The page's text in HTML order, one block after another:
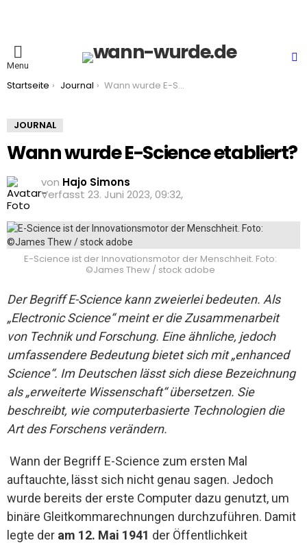
Menu
You are here:
Startseite Journal Wann wurde E-Science etabliert?
JOURNAL
Wann wurde E-Science etabliert?
von Hajo Simons
23. Juni 2023, 09:32
E-Science ist der Innovationsmotor der Menschheit. Foto:
©James Thew / stock adobe
Der Begriff E-Science kann zweierlei bedeuten. Als
„Electronic Science“ meint er die Zusammenarbeit
von Technik und Forschung. Eine ähnliche, jedoch
umfassendere Bedeutung bietet sich mit „enhanced
Science“. Im Deutschen lässt sich diese Bezeichnung
als „erweiterte Wissenschaft“ übersetzen. Sie
beschreibt, wie computerbasierte Technologien die
Art des Forschens verändern.
Wann der Begriff E-Science zum ersten Mal
auftauchte, lässt sich nicht genau sagen. Jedoch
wurde bereits der erste Computer dazu genutzt, um
binäre Gleitkommarechnungen durchzuführen. Damit
legte der am 12. Mai 1941 der Öffentlichkeit